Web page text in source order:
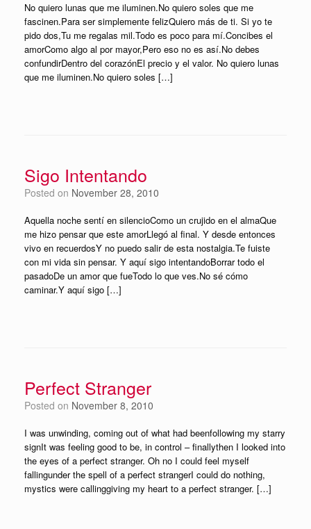
No quiero lunas que me iluminen.No quiero soles que me
fascinen.Para ser simplemente felizQuiero más de ti. Si yo te
pido dos,Tu me regalas mil.Todo es poco para mí.Concibes el
amorComo algo al por mayor,Pero eso no es así.No debes
confundirDentro del corazónEl precio y el valor. No quiero lunas
que me iluminen.No quiero soles […]
Sigo Intentando
Posted on November 28, 2010
Aquella noche sentí en silencioComo un crujido en el almaQue
me hizo pensar que este amorLlegó al final. Y desde entonces
vivo en recuerdosY no puedo salir de esta nostalgia.Te fuiste
con mi vida sin pensar. Y aquí sigo intentandoBorrar todo el
pasadoDe un amor que fueTodo lo que ves.No sé cómo
caminar.Y aquí sigo […]
Perfect Stranger
Posted on November 8, 2010
I was unwinding, coming out of what had beenfollowing my starry
signIt was feeling good to be, in control – finallythen I looked into
the eyes of a perfect stranger. Oh no I could feel myself
fallingunder the spell of a perfect strangerI could do nothing,
mystics were callinggiving my heart to a perfect stranger. […]